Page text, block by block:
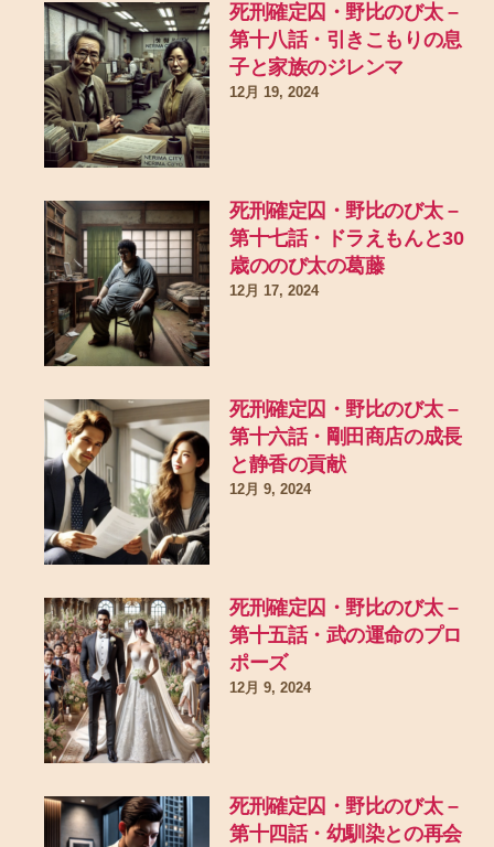
死刑確定囚・野比のび太 –
第十八話・引きこもりの息
子と家族のジレンマ
12月 19, 2024
死刑確定囚・野比のび太 –
第十七話・ドラえもんと30
歳ののび太の葛藤
12月 17, 2024
死刑確定囚・野比のび太 –
第十六話・剛田商店の成長
と静香の貢献
12月 9, 2024
死刑確定囚・野比のび太 –
第十五話・武の運命のプロ
ポーズ
12月 9, 2024
死刑確定囚・野比のび太 –
第十四話・幼馴染との再会